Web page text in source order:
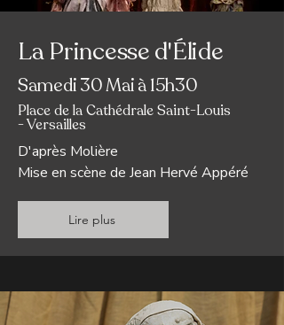
La Princesse d'Élide
Samedi 30 Mai à 15h30
Place de la Cathédrale Saint-Louis
- Versailles
D'après Molière
Mise en scène de Jean Hervé Appéré
Lire plus